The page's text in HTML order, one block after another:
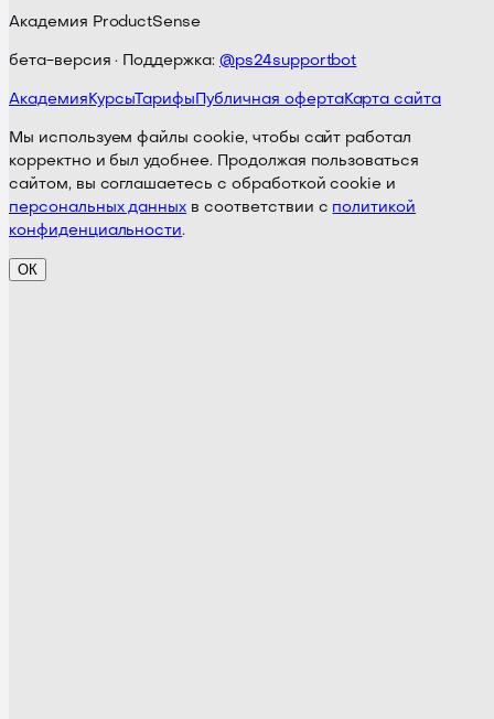
Академия ProductSense
бета-версия · Поддержка: @ps24supportbot
Академия КурсыТарифы Публичная офертаКарта сайта
Мы используем файлы cookie, чтобы сайт работал
корректно и был удобнее. Продолжая пользоваться
сайтом, вы соглашаетесь с обработкой cookie и
персональных данных в соответствии с политикой
конфиденциальности.
ОК